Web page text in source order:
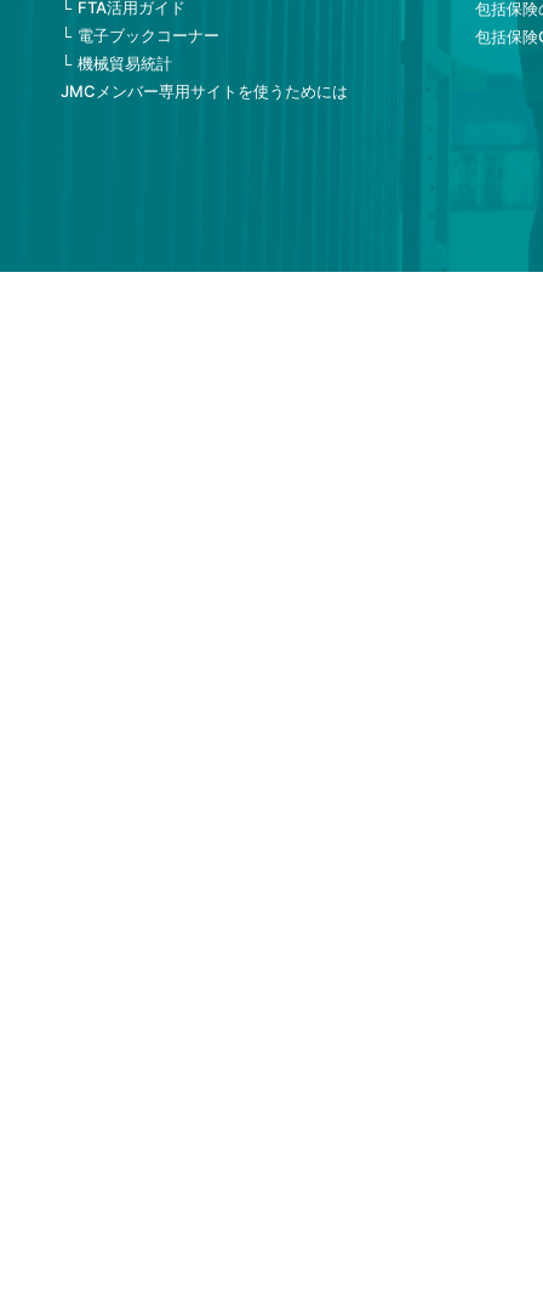
FTA活用ガイド
電子ブックコーナー
機械貿易統計
JMCメンバー専用サイトを使うためには
包括保険
包括保険